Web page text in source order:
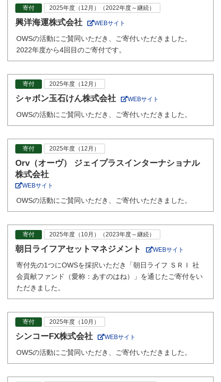
寄付 2025年度（12月）（2022年度～継続）
興洋海運株式会社 WEBサイト
OWSの活動にご賛同いただき、ご寄付いただきました。
2022年度から4回目のご寄付です。
寄付 2025年度（12月）
シャボン玉石けん株式会社 WEBサイト
OWSの活動にご賛同いただき、ご寄付いただきました。
寄付 2025年度（12月）
Orv（オーヴ） ジェイプラスインターナショナル
株式会社
WEBサイト
OWSの活動にご賛同いただき、ご寄付いただきました。
寄付 2025年度（10月）（2023年度～継続）
朝日ライフアセットマネジメント WEBサイト
寄付先の1つにOWSを採択いただき「朝日ライフ ＳＲＩ 社
会貢献ファンド（愛称：あすのはね）」を通じたご寄付をい
ただきました。
寄付 2025年度（10月）
シンコーFX株式会社 WEBサイト
OWSの活動にご賛同いただき、ご寄付いただきました。